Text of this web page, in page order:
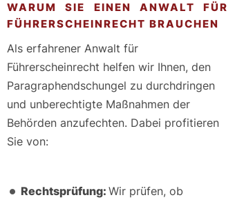
WARUM SIE EINEN ANWALT FÜR
FÜHRERSCHEINRECHT BRAUCHEN
Als erfahrener Anwalt für
Führerscheinrecht helfen wir Ihnen, den
Paragraphendschungel zu durchdringen
und unberechtigte Maßnahmen der
Behörden anzufechten. Dabei profitieren
Sie von:
Rechtsprüfung: Wir prüfen, ob